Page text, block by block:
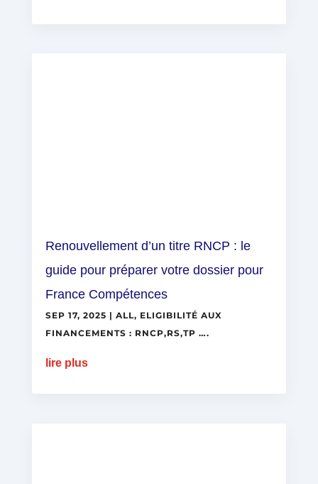
Renouvellement d’un titre RNCP : le
guide pour préparer votre dossier pour
France Compétences
SEP 17, 2025 | ALL, ELIGIBILITÉ AUX
FINANCEMENTS : RNCP,RS,TP ….
lire plus